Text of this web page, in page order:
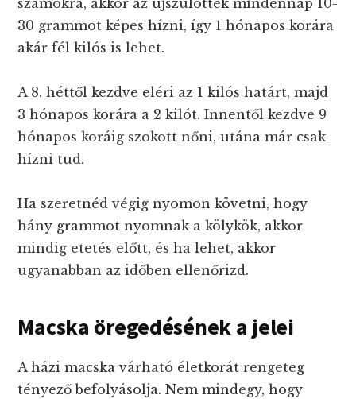
számokra, akkor az újszülöttek mindennap 10-
30 grammot képes hízni, így 1 hónapos korára
akár fél kilós is lehet.
A 8. héttől kezdve eléri az 1 kilós határt, majd
3 hónapos korára a 2 kilót. Innentől kezdve 9
hónapos koráig szokott nőni, utána már csak
hízni tud.
Ha szeretnéd végig nyomon követni, hogy
hány grammot nyomnak a kölykök, akkor
mindig etetés előtt, és ha lehet, akkor
ugyanabban az időben ellenőrizd.
Macska öregedésének a jelei
A házi macska várható életkorát rengeteg
tényező befolyásolja. Nem mindegy, hogy